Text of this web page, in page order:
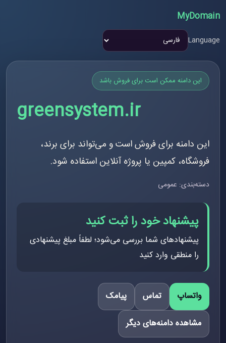
MyDomain
Language
این دامنه ممکن است برای فروش باشد
greensystem.ir
این دامنه برای فروش است و می‌تواند برای برند،
فروشگاه، کمپین یا پروژه آنلاین استفاده شود.
دسته‌بندی: عمومی
پیشنهاد خود را ثبت کنید
پیشنهادهای شما بررسی می‌شود؛ لطفاً مبلغ پیشنهادی
را منطقی وارد کنید
واتساپ تماس
پیامک
مشاهده دامنه‌های دیگر